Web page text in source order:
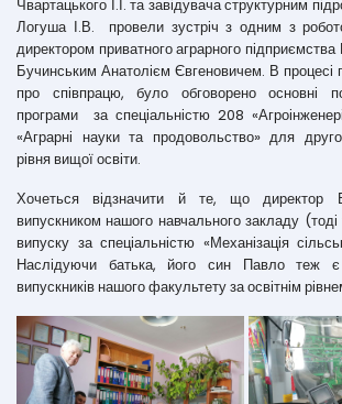
Чвартацького І.І. та завідувача структурним
Логуша І.В. провели зустріч з одним з
директором приватного аграрного
Бучинським Анатолієм Євгеновичем. В процесі
про співпрацю, було обговорено основні
програми за спеціальністю 208
«Аграрні науки та продовольство» для
рівня вищої освіти.
Хочеться відзначити й те, що директор
випускником нашого навчального закладу
випуску за спеціальністю «Механізація
Наслідуючи батька, його син Павло теж
випускників нашого факультету за освітнім